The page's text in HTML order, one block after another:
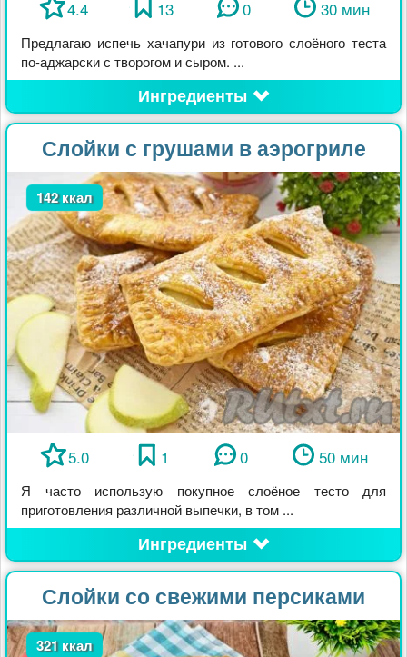
4.4 13 0 30 мин
Предлагаю испечь хачапури из готового слоёного теста
по-аджарски с творогом и сыром. ...
Ингредиенты
Слойки с грушами в аэрогриле
142 ккал
5.0 1 0 50 мин
Я часто использую покупное слоёное тесто для
приготовления различной выпечки, в том ...
Ингредиенты
Слойки со свежими персиками
321 ккал